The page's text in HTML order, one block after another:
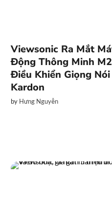
Viewsonic Ra Mắt
Động Thông Minh
Điều Khiển Giọng
Kardon
by Hưng Nguyễn